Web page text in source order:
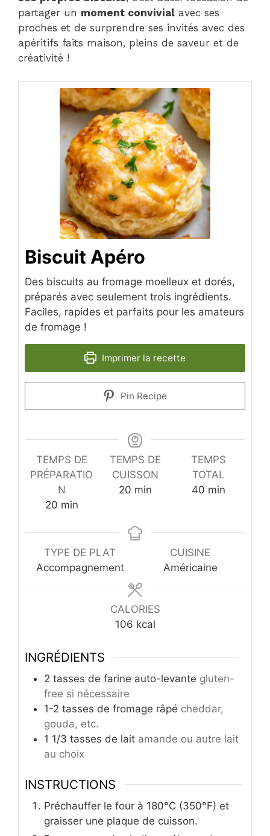
partager un moment convivial avec ses
proches et de surprendre ses invités avec des
apéritifs faits maison, pleins de saveur et de
créativité !
Biscuit Apéro
Des biscuits au fromage moelleux et dorés,
préparés avec seulement trois ingrédients.
Faciles, rapides et parfaits pour les amateurs
de fromage !
Imprimer la recette
Pin Recipe
TEMPS DE
PRÉPARATIO
N
20minutes
min
TEMPS DE
CUISSON
20minutes
min
TEMPS
TOTAL
40 minutes
min
TYPE DE PLAT
Accompagnement
CUISINE
Américaine
CALORIES
106 kcal
INGRÉDIENTS
2 tasses de farine auto-levante gluten-
free si nécessaire
1-2 tasses de fromage râpé cheddar,
gouda, etc.
1 1/3 tasses de lait amande ou autre lait
au choix
INSTRUCTIONS
Préchauffer le four à 180°C (350°F) et
graisser une plaque de cuisson.